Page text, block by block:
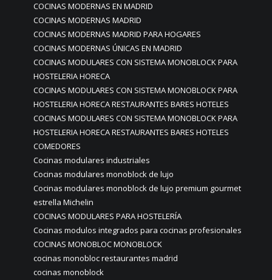
COCINAS MODERNAS EN MADRID
COCINAS MODERNAS MADRID
COCINAS MODERNAS MADRID PARA HOGARES
COCINAS MODERNAS ÚNICAS EN MADRID
COCINAS MODULARES CON SISTEMA MONOBLOCK PARA
HOSTELERIA HORECA
COCINAS MODULARES CON SISTEMA MONOBLOCK PARA
HOSTELERIA HORECA RESTAURANTES BARES HOTELES
COCINAS MODULARES CON SISTEMA MONOBLOCK PARA
HOSTELERIA HORECA RESTAURANTES BARES HOTELES
COMEDORES
Cocinas modulares industriales
Cocinas modulares monoblock de lujo
Cocinas modulares monoblock de lujo premium gourmet
estrella Michelin
COCINAS MODULARES PARA HOSTELERÍA
Cocinas modulos integrados para cocinas profesionales
COCINAS MONOBLOC MONOBLOCK
cocinas monobloc restaurantes madrid
cocinas monoblock